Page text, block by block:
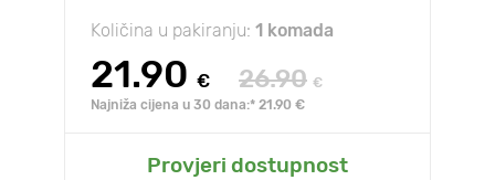
Količina u pakiranju: 1 komada
21.90 € 26.90 €
Najniža cijena u 30 dana:* 21.90 €
Provjeri dostupnost